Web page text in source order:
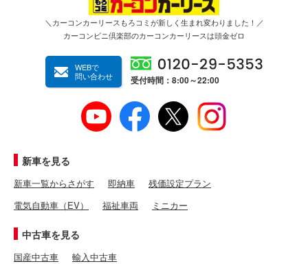
＼カーコンカーリースもろコミが新しく生まれ変わりました！／
カーコンビニ倶楽部のカーコンカーリースは頭金ゼロ
WEBで
問い合わせ
受付時間：8:00～22:00
新車を見る
新車一覧からさがす 即納車
残価設定プラン
電気自動車（EV）
福祉車両 ミニカー
中古車を見る
国産中古車 輸入中古車